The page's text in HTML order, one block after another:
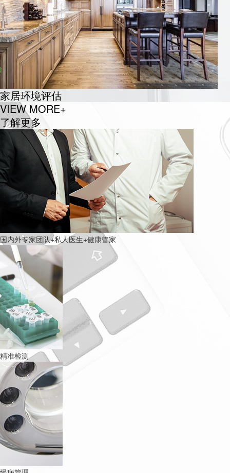
家居环境评估
VIEW MORE+
了解更多
国内外专家团队+私人医生+健康管家
精准检测